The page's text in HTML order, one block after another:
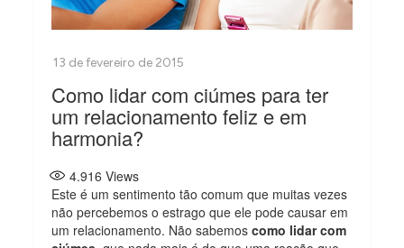
Como lidar com ciúmes para ter
um relacionamento feliz e em
harmonia?
4.916 Views
Este é um sentimento tão comum que muitas vezes
não percebemos o estrago que ele pode causar em
um relacionamento. Não sabemoscomo lidar com